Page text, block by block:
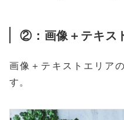
②：画像＋テキス
画像＋テキストエリア
す。